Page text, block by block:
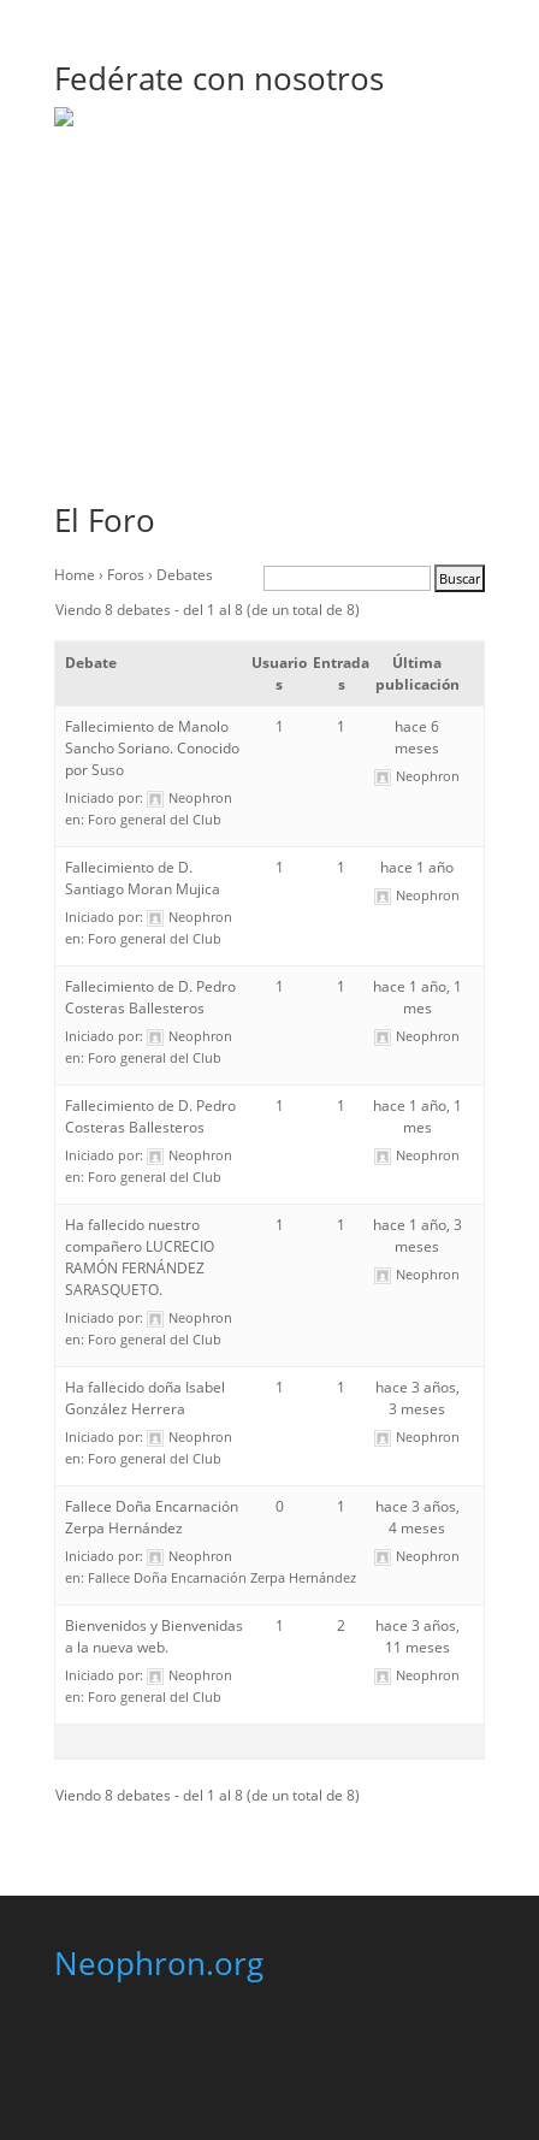
Fedérate con nosotros
El Foro
Home › Foros › Debates
Viendo 8 debates - del 1 al 8 (de un total de 8)
Debate
Usuario
s
Entrada
s
Última
publicación
Fallecimiento de Manolo
Sancho Soriano. Conocido
por Suso
Iniciado por:
Neophron
en: Foro general del Club
1 1
hace 6
meses
Neophron
Fallecimiento de D.
Santiago Moran Mujica
Iniciado por:
Neophron
en: Foro general del Club
1 1 hace 1 año
Neophron
Fallecimiento de D. Pedro
Costeras Ballesteros
Iniciado por:
Neophron
en: Foro general del Club
1 1
hace 1 año, 1
mes
Neophron
Fallecimiento de D. Pedro
Costeras Ballesteros
Iniciado por:
Neophron
en: Foro general del Club
1 1
hace 1 año, 1
mes
Neophron
Ha fallecido nuestro
compañero LUCRECIO
RAMÓN FERNÁNDEZ
SARASQUETO.
Iniciado por:
Neophron
en: Foro general del Club
1 1
hace 1 año, 3
meses
Neophron
Ha fallecido doña Isabel
González Herrera
Iniciado por:
Neophron
en: Foro general del Club
1 1
hace 3 años,
3 meses
Neophron
Fallece Doña Encarnación
Zerpa Hernández
Iniciado por:
Neophron
en: Fallece Doña Encarnación Zerpa Hernández
0 1
hace 3 años,
4 meses
Neophron
Bienvenidos y Bienvenidas
a la nueva web.
Iniciado por:
Neophron
en: Foro general del Club
1 2
hace 3 años,
11 meses
Neophron
Viendo 8 debates - del 1 al 8 (de un total de 8)
Neophron.org